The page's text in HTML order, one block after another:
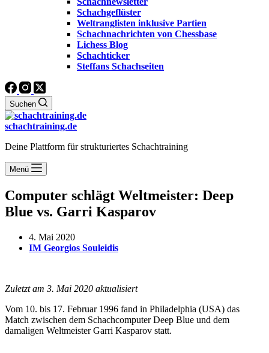
Schachgeflüster
Weltranglisten inklusive Partien
Schachnachrichten von Chessbase
Lichess Blog
Schachticker
Steffans Schachseiten
Suchen
schachtraining.de
Deine Plattform für strukturiertes Schachtraining
Menü
Computer schlägt Weltmeister: Deep
Blue vs. Garri Kasparov
4. Mai 2020
IM Georgios Souleidis
Zuletzt am 3. Mai 2020 aktualisiert
Vom 10. bis 17. Februar 1996 fand in Philadelphia (USA) das
Match zwischen dem Schachcomputer Deep Blue und dem
damaligen Weltmeister Garri Kasparov statt.